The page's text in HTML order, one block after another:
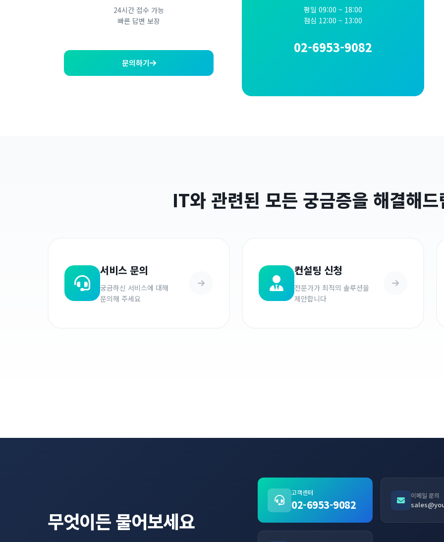
24시간 접수 가능
빠른 답변 보장
문의하기
평일 09:00 ~ 18:00
점심 12:00 ~ 13:00
02-6953-9082
IT와 관련된 모든 궁금증을 해결해
서비스 문의
궁금하신 서비스에 대해
문의해 주세요
컨설팅 신청
전문가가 최적의 솔루션을
제안합니다
무엇이든 물어보세요
고객센터
02-6953-9082
이메일 문의